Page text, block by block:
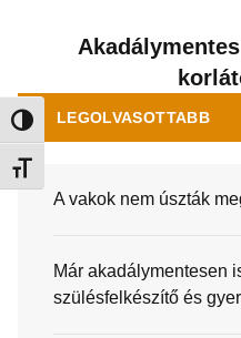
Nagy kontraszt váltása
Betűméret váltása
LEGOLVASOTTABB
A vakok nem úszták
Már akadálymentesen
szülésfelkészítő és